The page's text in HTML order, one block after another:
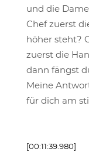
und die
Chef zuerst
höher steht?
zuerst die
dann fängst
Meine
für dich am
[00:11:39.980]